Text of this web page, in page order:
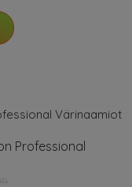
Professional